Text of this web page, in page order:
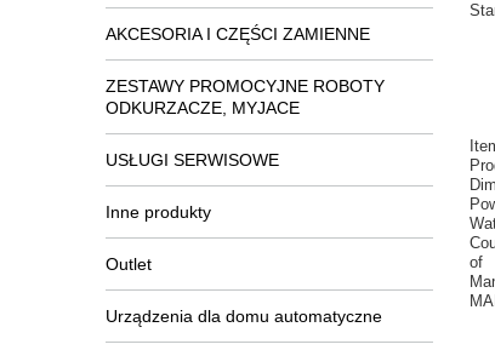
AKCESORIA I CZĘŚCI ZAMIENNE
ZESTAWY PROMOCYJNE ROBOTY
ODKURZACZE, MYJACE
USŁUGI SERWISOWE
Inne produkty
Outlet
Urządzenia dla domu automatyczne
of